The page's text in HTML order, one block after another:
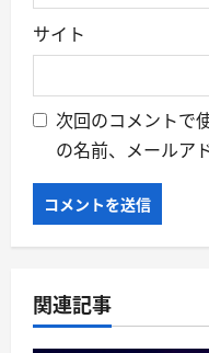
サイト
次回のコメントで
の名前、メールア
関連記事